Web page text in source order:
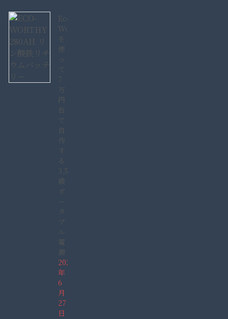
Eco-
Worthy280AH
を
使
っ
て
7
万
円
台
で
自
作
す
る
3,584Wh
級
ポ
ー
タ
ブ
ル
電
源
2026
年
6
月
27
日